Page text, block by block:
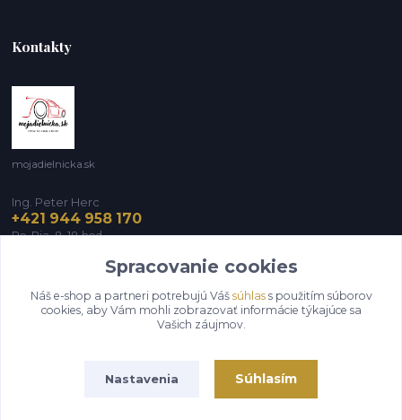
Kontakty
mojadielnicka.sk
Ing. Peter Herc
+421 944 958 170
Po-Pia, 8-18 hod.
infomojadielnicka@gmail.com
Spracovanie cookies
Náš e-shop a partneri potrebujú Váš súhlass použitím súborov
cookies, aby Vám mohli zobrazovať informácie týkajúce sa
Vašich záujmov.
Nastavenia Súhlasím